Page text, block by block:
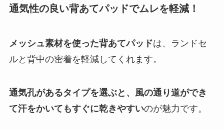
通気性の良い背あてパッドでムレを軽減！
メッシュ素材を使った背あてパッドは、ランドセ
ルと背中の密着を軽減してくれます。
通気孔があるタイプを選ぶと、風の通り道ができ
て汗をかいてもすぐに乾きやすいのが魅力です。